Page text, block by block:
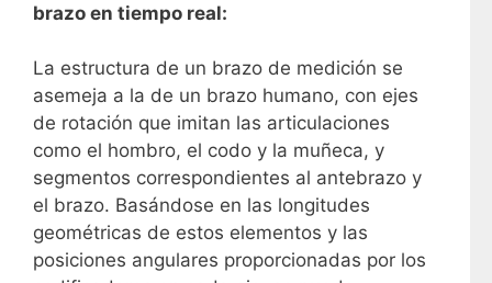
brazo en tiempo real:
La estructura de un brazo de medición se
asemeja a la de un brazo humano, con ejes
de rotación que imitan las articulaciones
como el hombro, el codo y la muñeca, y
segmentos correspondientes al antebrazo y
el brazo. Basándose en las longitudes
geométricas de estos elementos y las
posiciones angulares proporcionadas por los